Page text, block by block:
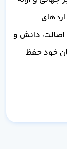
اصالت، دانش و
خود حفظ